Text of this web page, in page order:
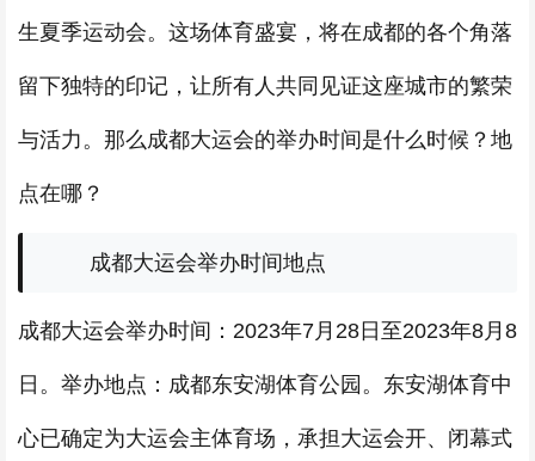
生夏季运动会。这场体育盛宴，将在成都的各个角落
留下独特的印记，让所有人共同见证这座城市的繁荣
与活力。那么成都大运会的举办时间是什么时候？地
点在哪？
成都大运会举办时间地点
成都大运会举办时间：2023年7月28日至2023年8月8
日。举办地点：成都东安湖体育公园。东安湖体育中
心已确定为大运会主体育场，承担大运会开、闭幕式